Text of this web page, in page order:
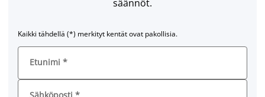
säännöt.
Kaikki tähdellä (*) merkityt kentät ovat pakollisia.
Etunimi *